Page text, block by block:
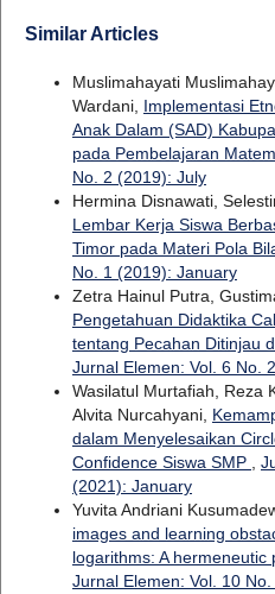
Similar Articles
Muslimahayati
Wardani, Implementasi
Anak Dalam (SAD)
pada Pembelajaran
No. 2 (2019): July
Hermina Disnawati,
Lembar Kerja Siswa
Timor pada Materi Pola
No. 1 (2019): January
Zetra Hainul Putra,
Pengetahuan Didaktika
tentang Pecahan Ditinjau
Jurnal Elemen: Vol. 6 No.
Wasilatul Murtafiah, Reza
Alvita Nurcahyani,
dalam Menyelesaikan
Confidence Siswa SMP
(2021): January
Yuvita Andriani
images and learning
logarithms: A
Jurnal Elemen: Vol. 10